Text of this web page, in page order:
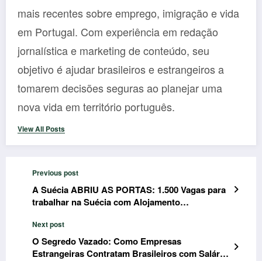
mais recentes sobre emprego, imigração e vida
em Portugal. Com experiência em redação
jornalística e marketing de conteúdo, seu
objetivo é ajudar brasileiros e estrangeiros a
tomarem decisões seguras ao planejar uma
nova vida em território português.
View All Posts
Previous post
A Suécia ABRIU AS PORTAS: 1.500 Vagas para
trabalhar na Suécia com Alojamento
Next post
O Segredo Vazado: Como Empresas
Estrangeiras Contratam Brasileiros com Salário